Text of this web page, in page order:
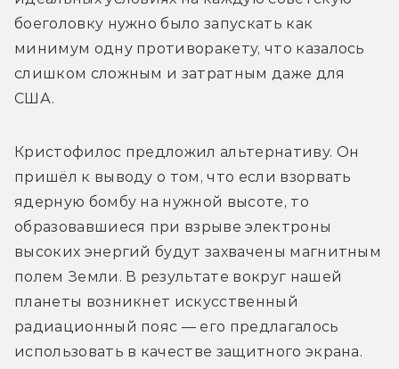
боеголовку нужно было запускать как
минимум одну противоракету, что казалось
слишком сложным и затратным даже для
США.
Кристофилос предложил альтернативу. Он
пришёл к выводу о том, что если взорвать
ядерную бомбу на нужной высоте, то
образовавшиеся при взрыве электроны
высоких энергий будут захвачены магнитным
полем Земли. В результате вокруг нашей
планеты возникнет искусственный
радиационный пояс — его предлагалось
использовать в качестве защитного экрана.